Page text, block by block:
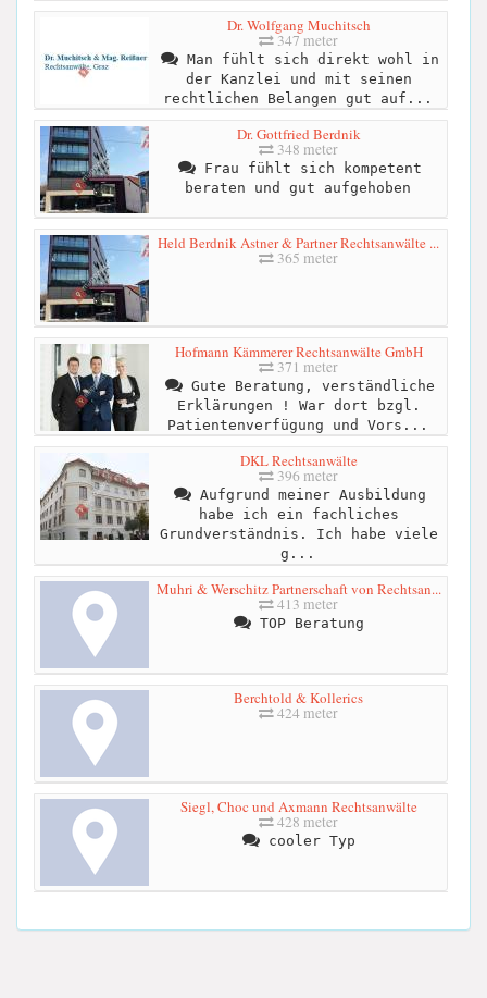
Dr. Wolfgang Muchitsch
347 meter
Man fühlt sich direkt wohl in
der Kanzlei und mit seinen
rechtlichen Belangen gut auf...
Dr. Gottfried Berdnik
348 meter
Frau fühlt sich kompetent
beraten und gut aufgehoben
Held Berdnik Astner & Partner Rechtsanwälte ...
365 meter
Hofmann Kämmerer Rechtsanwälte GmbH
371 meter
Gute Beratung, verständliche
Erklärungen ! War dort bzgl.
Patientenverfügung und Vors...
DKL Rechtsanwälte
396 meter
Aufgrund meiner Ausbildung
habe ich ein fachliches
Grundverständnis. Ich habe viele
g...
Muhri & Werschitz Partnerschaft von Rechtsan...
413 meter
TOP Beratung
Berchtold & Kollerics
424 meter
Siegl, Choc und Axmann Rechtsanwälte
428 meter
cooler Typ